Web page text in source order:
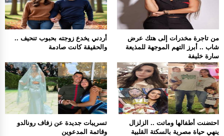
أردني يخدع زوجته بحبوب تنحيف ..
والحقيقة كانت صادمة
من تاجرة مخدرات إلى هتك عرض
شاب .. أبرز التهم الموجهة للمذيعة
سارة خليفة
تسريبات جديدة عن زفاف رونالدو
وقائمة المدعوين
احتضنت أطفالها وماتت .. الزلزال
ينهي حياة مصرية بالسكتة القلبية